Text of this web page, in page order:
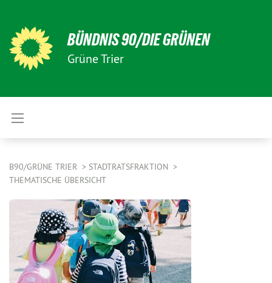
BÜNDNIS 90/DIE GRÜNEN
Grüne Trier
B90/GRÜNE TRIER
STADTRATSFRAKTION
THEMATISCHE ÜBERSICHT